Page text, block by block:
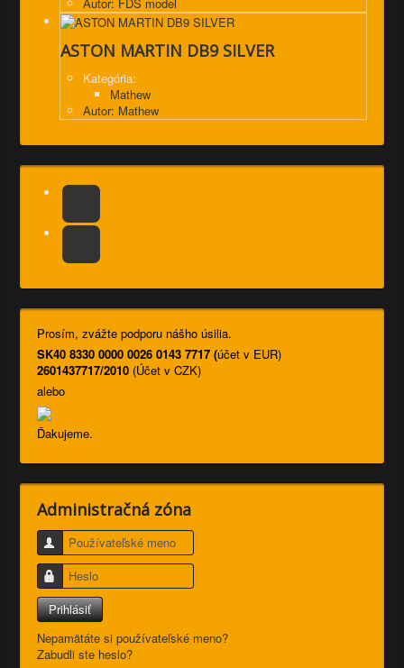
ASTON MARTIN DB9 SILVER
Kategória:
Mathew
Autor: Mathew
Prosím, zvážte podporu nášho úsilia.
SK40 8330 0000 0026 0143 7717 (účet v EUR)
2601437717/2010 (Účet v CZK)
alebo
Ďakujeme.
Administračná zóna
Používateľské meno
Heslo
Prihlásiť
Nepamätáte si používateľské meno?
Zabudli ste heslo?